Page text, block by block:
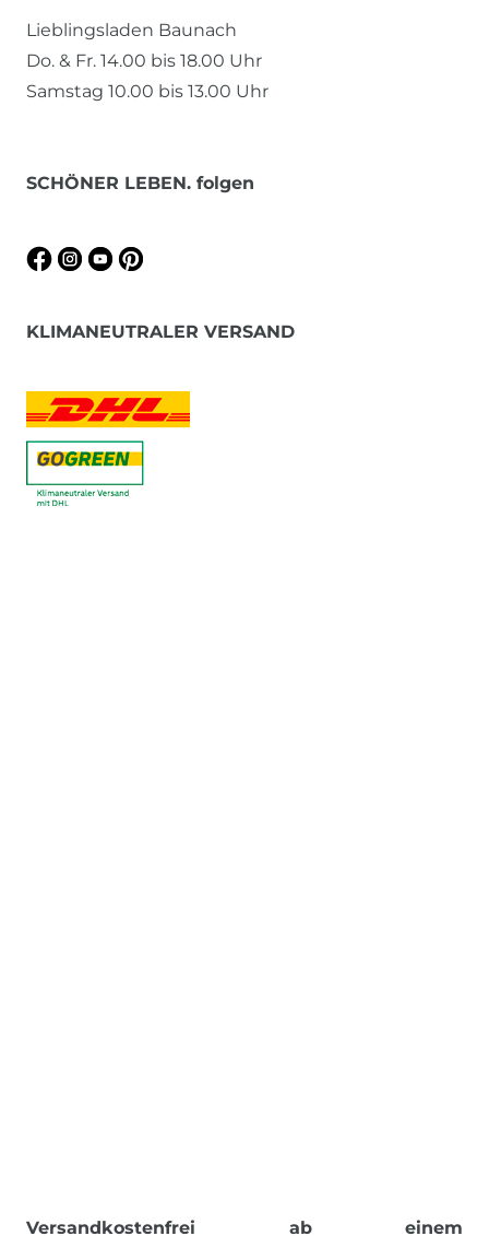
Lieblingsladen Baunach
Do. & Fr. 14.00 bis 18.00 Uhr
Samstag 10.00 bis 13.00 Uhr
SCHÖNER LEBEN. folgen
KLIMANEUTRALER VERSAND
Versandkostenfrei ab einem